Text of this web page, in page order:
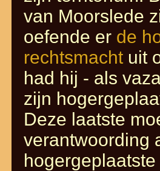
van Moorslede
oefende er de
rechtsmacht uit
had hij - als
zijn
Deze laatste
verantwoording